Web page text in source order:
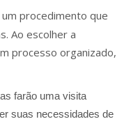
procedimento que
Ao escolher a
processo organizado,
farão uma visita
suas necessidades de